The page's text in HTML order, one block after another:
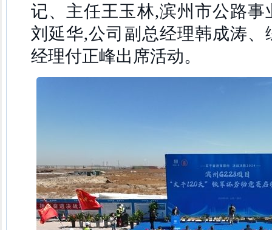
记、主任王玉林,滨州市公路事
刘延华,公司副总经理韩成涛、
经理付正峰出席活动。